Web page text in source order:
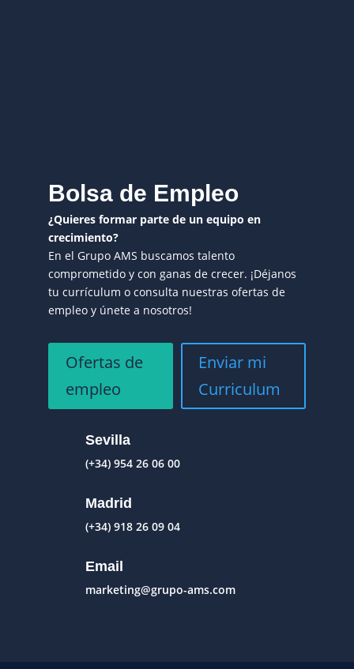
Bolsa de Empleo
¿Quieres formar parte de un equipo en
crecimiento?
En el Grupo AMS buscamos talento
comprometido y con ganas de crecer. ¡Déjanos
tu currículum o consulta nuestras ofertas de
empleo y únete a nosotros!
Ofertas de
empleo
Enviar mi
Curriculum
Sevilla
(+34) 954 26 06 00
Madrid
(+34) 918 26 09 04
Email
marketing@grupo-ams.com